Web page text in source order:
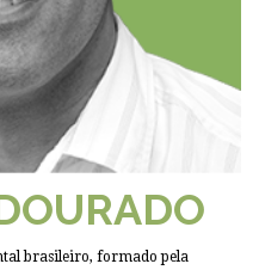
brasileiro, formado pela